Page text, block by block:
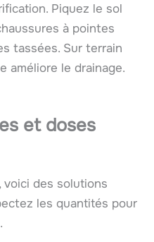
Piquez le sol
à pointes
tassées. Sur terrain
améliore le drainage.
et doses
voici des solutions
les quantités pour